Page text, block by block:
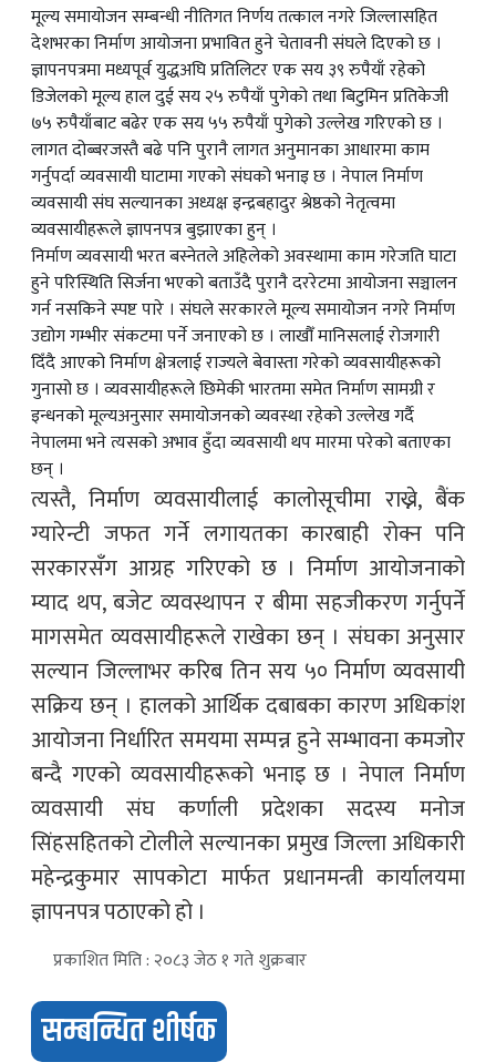
मूल्य समायोजन सम्बन्धी नीतिगत निर्णय तत्काल नगरे जिल्लासहित
देशभरका निर्माण आयोजना प्रभावित हुने चेतावनी संघले दिएको छ ।
ज्ञापनपत्रमा मध्यपूर्व युद्धअघि प्रतिलिटर एक सय ३९ रुपैयाँ रहेको
डिजेलको मूल्य हाल दुई सय २५ रुपैयाँ पुगेको तथा बिटुमिन प्रतिकेजी
७५ रुपैयाँबाट बढेर एक सय ५५ रुपैयाँ पुगेको उल्लेख गरिएको छ ।
लागत दोब्बरजस्तै बढे पनि पुरानै लागत अनुमानका आधारमा काम
गर्नुपर्दा व्यवसायी घाटामा गएको संघको भनाइ छ । नेपाल निर्माण
व्यवसायी संघ सल्यानका अध्यक्ष इन्द्रबहादुर श्रेष्ठको नेतृत्वमा
व्यवसायीहरूले ज्ञापनपत्र बुझाएका हुन् ।
निर्माण व्यवसायी भरत बस्नेतले अहिलेको अवस्थामा काम गरेजति घाटा
हुने परिस्थिति सिर्जना भएको बताउँदै पुरानै दररेटमा आयोजना सञ्चालन
गर्न नसकिने स्पष्ट पारे । संघले सरकारले मूल्य समायोजन नगरे निर्माण
उद्योग गम्भीर संकटमा पर्ने जनाएको छ । लाखौँ मानिसलाई रोजगारी
दिँदै आएको निर्माण क्षेत्रलाई राज्यले बेवास्ता गरेको व्यवसायीहरूको
गुनासो छ । व्यवसायीहरूले छिमेकी भारतमा समेत निर्माण सामग्री र
इन्धनको मूल्यअनुसार समायोजनको व्यवस्था रहेको उल्लेख गर्दै
नेपालमा भने त्यसको अभाव हुँदा व्यवसायी थप मारमा परेको बताएका
छन् ।
त्यस्तै, निर्माण व्यवसायीलाई कालोसूचीमा राख्ने, बैंक
ग्यारेन्टी जफत गर्ने लगायतका कारबाही रोक्न पनि
सरकारसँग आग्रह गरिएको छ । निर्माण आयोजनाको
म्याद थप, बजेट व्यवस्थापन र बीमा सहजीकरण गर्नुपर्ने
मागसमेत व्यवसायीहरूले राखेका छन् । संघका अनुसार
सल्यान जिल्लाभर करिब तिन सय ५० निर्माण व्यवसायी
सक्रिय छन् । हालको आर्थिक दबाबका कारण अधिकांश
आयोजना निर्धारित समयमा सम्पन्न हुने सम्भावना कमजोर
बन्दै गएको व्यवसायीहरूको भनाइ छ । नेपाल निर्माण
व्यवसायी संघ कर्णाली प्रदेशका सदस्य मनोज
सिंहसहितको टोलीले सल्यानका प्रमुख जिल्ला अधिकारी
महेन्द्रकुमार सापकोटा मार्फत प्रधानमन्त्री कार्यालयमा
ज्ञापनपत्र पठाएको हो ।
प्रकाशित मिति : २०८३ जेठ १ गते शुक्रबार
सम्बन्धित शीर्षक